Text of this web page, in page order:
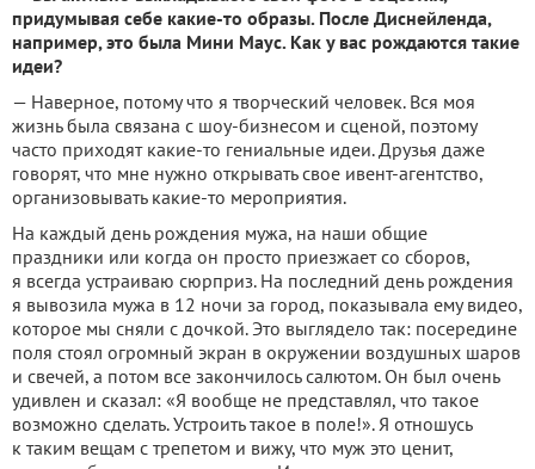
придумывая себе какие-то образы. После Диснейленда,
например, это была Мини Маус. Как у вас рождаются такие
идеи?
— Наверное, потому что я творческий человек. Вся моя
жизнь была связана с шоу-бизнесом и сценой, поэтому
часто приходят какие-то гениальные идеи. Друзья даже
говорят, что мне нужно открывать свое ивент-агентство,
организовывать какие-то мероприятия.
На каждый день рождения мужа, на наши общие
праздники или когда он просто приезжает со сборов,
я всегда устраиваю сюрприз. На последний день рождения
я вывозила мужа в 12 ночи за город, показывала ему видео,
которое мы сняли с дочкой. Это выглядело так: посередине
поля стоял огромный экран в окружении воздушных шаров
и свечей, а потом все закончилось салютом. Он был очень
удивлен и сказал: «Я вообще не представлял, что такое
возможно сделать. Устроить такое в поле!». Я отношусь
к таким вещам с трепетом и вижу, что муж это ценит,